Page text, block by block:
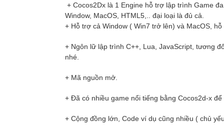
+ Cocos2Dx là 1 Engine hỗ trợ lập trình Game
Window, MacOS, HTML5,.. đại loại là đủ cả.
+ Hỗ trợ cả Window ( Win7 trở lên) và MacOS,
+ Ngôn lữ lập trình C++, Lua, JavaScript, tương
nhé.
+ Mã nguồn mở.
+ Đã có nhiều game nổi tiếng bằng Cocos2d-x
+ Cộng đồng lớn, Code ví dụ cũng nhiều ( chủ